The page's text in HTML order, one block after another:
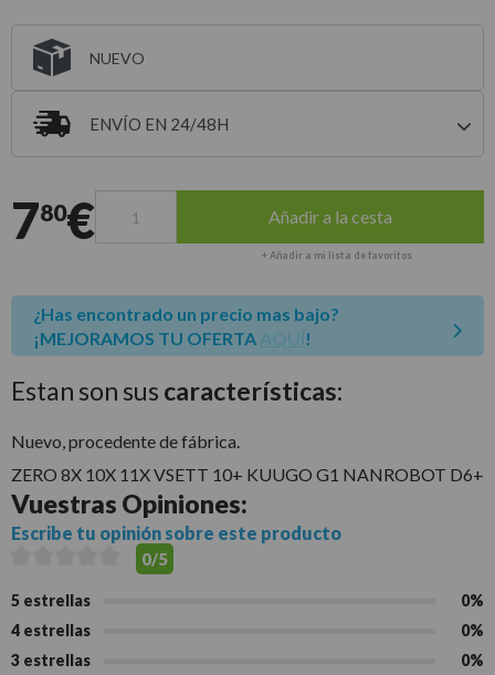
NUEVO
ENVÍO EN 24/48H
780€ Añadir a la cesta
+ Añadir a mi lista de favoritos
¿Has encontrado un precio mas bajo?
¡MEJORAMOS TU OFERTA
!
Estan son sus características:
Nuevo, procedente de fábrica.
ZERO 8X 10X 11X VSETT 10+ KUUGO G1 NANROBOT D6+
Vuestras Opiniones:
Escribe tu opinión sobre este producto
0/5
5 estrellas
0%
4 estrellas
0%
3 estrellas
0%